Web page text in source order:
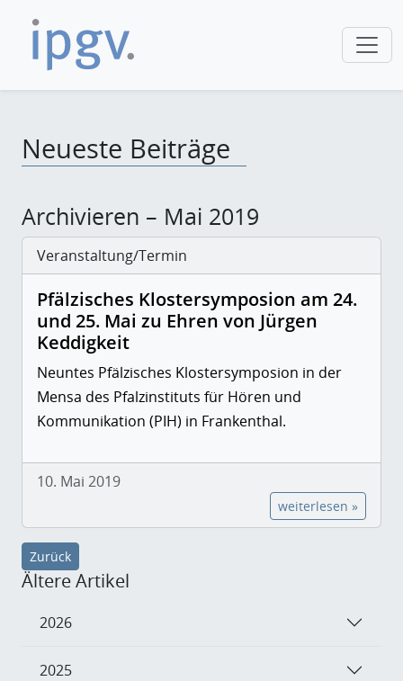
Neueste Beiträge
Archivieren – Mai 2019
Veranstaltung/Termin
Pfälzisches Klostersymposion am 24.
und 25. Mai zu Ehren von Jürgen
Keddigkeit
Neuntes Pfälzisches Klostersymposion in der
Mensa des Pfalzinstituts für Hören und
Kommunikation (PIH) in Frankenthal.
10. Mai 2019
weiterlesen »
Zurück
Ältere Artikel
2026
2025